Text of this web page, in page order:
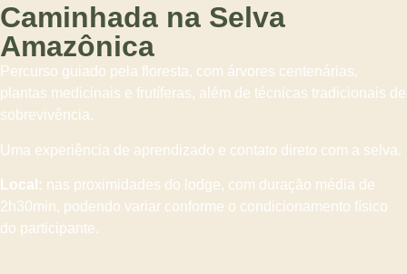
Caminhada na Selva
Amazônica
Percurso guiado pela floresta, com árvores centenárias,
plantas medicinais e frutíferas, além de técnicas tradicionais de
sobrevivência.
Uma experiência de aprendizado e contato direto com a selva.
Local: nas proximidades do lodge, com duração média de
2h30min, podendo variar conforme o condicionamento físico
do participante.